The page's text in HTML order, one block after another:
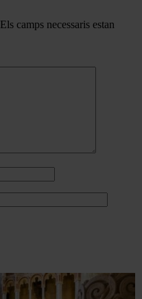
Els camps necessaris estan